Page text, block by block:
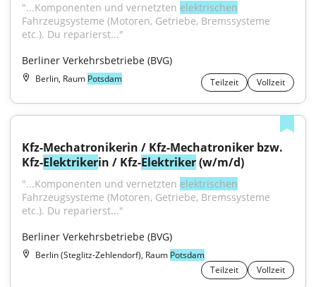
"...Komponenten und vernetzten elektrischen
Fahrzeugsysteme (Motoren, Getriebe, Bremssysteme
etc.). Du reparierst..."
Berliner Verkehrsbetriebe (BVG)
Berlin, Raum Potsdam Teilzeit Vollzeit
Kfz-Mechatronikerin / Kfz-Mechatroniker bzw.
Kfz-Elektrikerin / Kfz-Elektriker (w/m/d)
"...Komponenten und vernetzten elektrischen
Fahrzeugsysteme (Motoren, Getriebe, Bremssysteme
etc.). Du reparierst..."
Berliner Verkehrsbetriebe (BVG)
Berlin (Steglitz-Zehlendorf), Raum Potsdam
Teilzeit
Vollzeit